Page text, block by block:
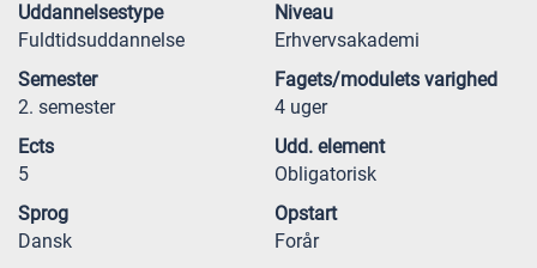
Uddannelsestype
Fuldtidsuddannelse
Niveau
Erhvervsakademi
Semester
2. semester
Fagets/modulets varighed
4 uger
Ects
5
Udd. element
Obligatorisk
Sprog
Dansk
Opstart
Forår